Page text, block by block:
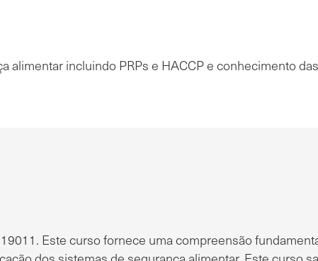
alimentar incluindo PRPs e HACCP e conhecimento
Este curso fornece uma compreensão